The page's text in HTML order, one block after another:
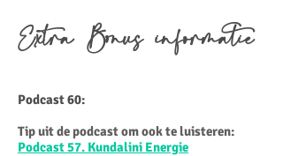
Extra Bonus informatie
Podcast 60:
Tip uit de podcast om ook te luisteren:
Podcast 57. Kundalini Energie